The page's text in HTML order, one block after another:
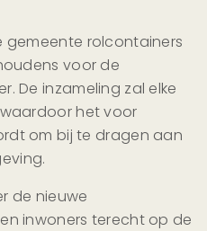
gemeente rolcontainers
voor de
De inzameling zal elke
het voor
om bij te dragen aan
de nieuwe
inwoners terecht op de